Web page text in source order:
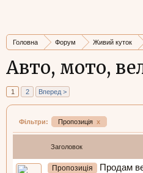
Головна Форум Живий куток
Авто, мото,
1 2 Вперед >
Фільтри: Пропозиція x
Заголовок
Пропозиція Продам